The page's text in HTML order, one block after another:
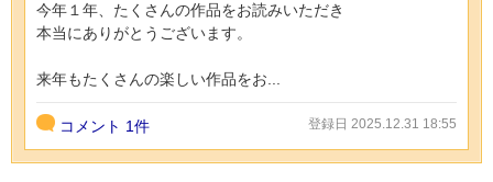
今年１年、たくさんの作品をお読みいただき
本当にありがとうございます。
来年もたくさんの楽しい作品をお...
コメント 1件 登録日 2025.12.31 18:55